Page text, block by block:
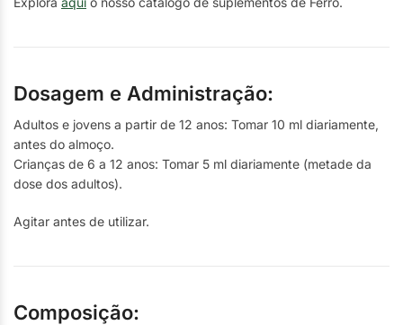
Dosagem e Administração:
Adultos e jovens a partir de 12 anos: Tomar 10 ml diariamente,
antes do almoço.
Crianças de 6 a 12 anos: Tomar 5 ml diariamente (metade da
dose dos adultos).
Agitar antes de utilizar.
Composição: